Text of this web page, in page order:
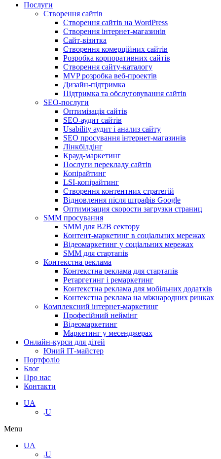
Послуги
Створення сайтів
Створення сайтів на WordPress
Створення інтернет-магазинів
Сайт-візитка
Створення комерційних сайтів
Розробка корпоративних сайтів
Створення сайту-каталогу
MVP розробка веб-проектів
Дизайн-підтримка
Підтримка та обслуговування сайтів
SEO-послуги
Оптимізація сайтів
SEO-аудит сайтів
Usability аудит і анализ сайту
SEO просування інтернет-магазинів
Лінкбілдінг
Крауд-маркетинг
Послуги перекладу сайтів
Копірайтинг
LSI-копірайтинг
Створення контентних стратегій
Відновлення після штрафів Google
Оптимизация скорости загрузки страниц
SMM просування
SMM для B2B сектору
Контент-маркетинг в соціальних мережах
Відеомаркетинг у соціальних мережах
SMM для стартапів
Контекстна реклама
Контекстна реклама для стартапів
Ретаргетинг і ремаркетинг
Контекстна реклама для мобільних додатків
Контекстна реклама на міжнародних ринках
Комплексний інтернет-маркетинг
Професійний неймінг
Відеомаркетинг
Маркетинг у месенджерах
Онлайн-курси для дітей
Юний ІТ-майстер
Портфоліо
Блог
Про нас
Контакти
UA
ᵣU
Menu
UA
ᵣU